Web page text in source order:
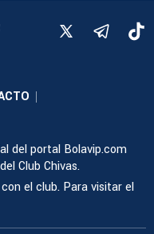
|
del portal Bolavip.com
Club Chivas.
el club. Para visitar el